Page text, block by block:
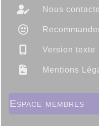
Nous
Version texte
Mentions
Espace membres